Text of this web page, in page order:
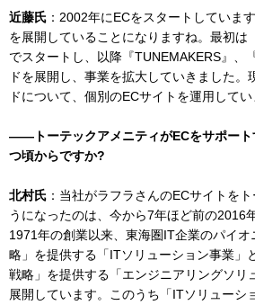
近藤氏 ：2002年にECをスタートしていま
を展開していることになりますね。最初は
でスタートし、以降『TUNEMAKERS』、
ドを展開し、事業を拡大していきました。
ドについて、個別のECサイトを運用してい
――トーテックアメニティがECをサポート
つ頃からですか?
北村氏 ：当社がラフラさんのECサイトを
うになったのは、今から7年ほど前の2016
1971年の創業以来、東海圏IT企業のパイ
略」を提供する「ITソリューション事業」
戦略」を提供する「エンジニアリングソリ
展開しています。このうち「ITソリューシ